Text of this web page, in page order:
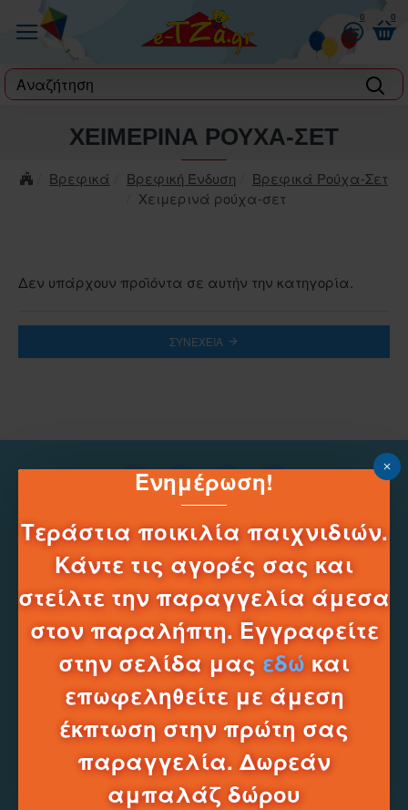
Ενημέρωση!
Τεράστια ποικιλία παιχνιδιών.
Κάντε τις αγορές σας και
στείλτε την παραγγελία άμεσα
στον παραλήπτη. Εγγραφείτε
στην σελίδα μας εδώ και
επωφεληθείτε με άμεση
έκπτωση στην πρώτη σας
παραγγελία. Δωρεάν
αμπαλάζ δώρου
0 0
label
Βρεφικά Βρεφική Ένδυση
Βρεφικά Ρούχα-Σετ
Χειμερινά ρούχα-σετ
ΧΕΙΜΕΡΙΝΆ ΡΟΎΧΑ-ΣΕΤ
Δεν υπάρχουν προϊόντα σε αυτήν την κατηγορία.
ΣΥΝΈΧΕΙΑ
Τηλεφωνικό Κέντρο e-shop
______
2331331752
Δευ-Σαβ 10:00 - 20:00
Πληροφοριες
Τρόποι Αποστολών